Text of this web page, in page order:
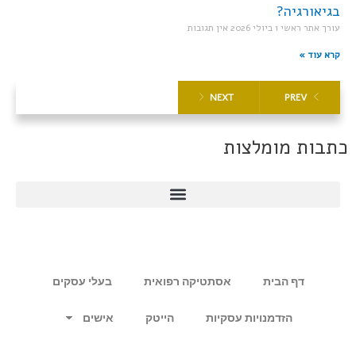
בגיאורגיה?
עורך אתר ראשי 1 ביולי 2026 אין תגובות
קרא עוד »
PREV
NEXT
כתבות מומלצות
דף הבית אסתטיקה רפואית בעלי עסקים
הזדמנויות עסקיות הייטק אישים